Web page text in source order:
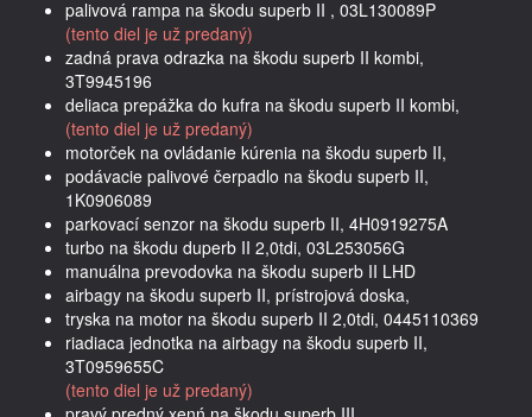
palivová rampa na škodu superb II , 03L130089P
(tento diel je už predaný)
zadná prava odrazka na škodu superb II kombi,
3T9945196
deliaca prepážka do kufra na škodu superb II kombi,
(tento diel je už predaný)
motorček na ovládanie kúrenia na škodu superb II,
podávacie palivové čerpadlo na škodu superb II,
1K0906089
parkovací senzor na škodu superb II, 4H0919275A
turbo na škodu duperb II 2,0tdi, 03L253056G
manuálna prevodovka na škodu superb II LHD
airbagy na škodu superb II, prístrojová doska,
tryska na motor na škodu superb II 2,0tdi, 0445110369
riadiaca jednotka na airbagy na škodu superb II,
3T0959655C
(tento diel je už predaný)